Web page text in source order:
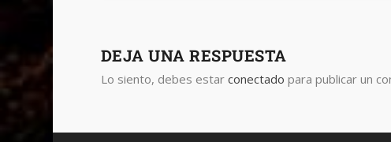
DEJA UNA RESPUESTA
Lo siento, debes estar conectado para publicar un